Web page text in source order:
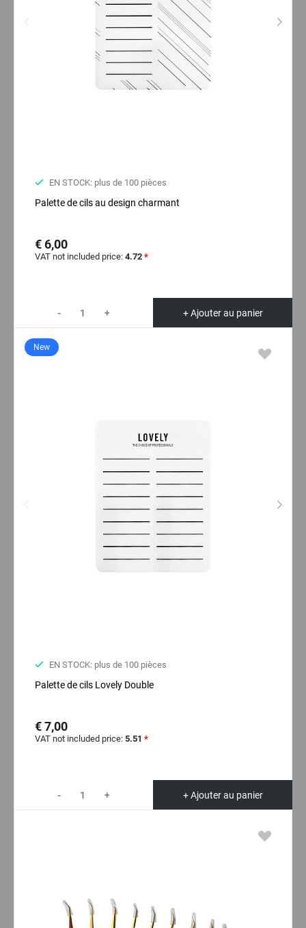
EN STOCK: plus de 100 pièces
Palette de cils au design charmant
€ 6,00
VAT not included price: 4.72 *
- + + Ajouter au panier
New
EN STOCK: plus de 100 pièces
Palette de cils Lovely Double
€ 7,00
VAT not included price: 5.51 *
- + + Ajouter au panier